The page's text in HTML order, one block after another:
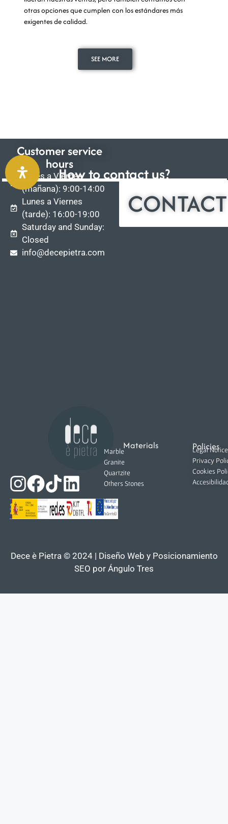
otras opciones que cumplen con los estándares más
exigentes de calidad.
SEE MORE
How to contact us?
CONTACT
Customer service
hours
Lunes a Viernes
(mañana): 9:00-14:00
Lunes a Viernes
(tarde): 16:00-19:00
Saturday and Sunday:
Closed
info@decepietra.com
Materials
Marble
Granite
Quartzite
Others Stones
Policies
Legal Notice
Privacy
Cookies
Dece è Pietra © 2024 | Diseño Web y Posicionamiento
SEO por Ángulo Tres